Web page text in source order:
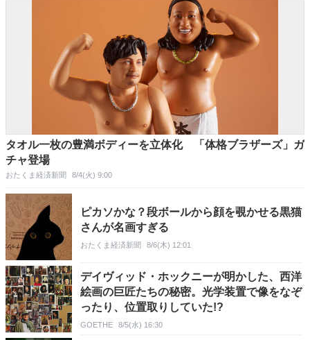
タオル一枚の豊満ボディーを立体化 「体格ブラザーズ」ガ
チャ登場
おたくま経済新聞 8/4(火) 9:00
ピカソかな？段ボールから顔を覗かせる黒猫
さんが名画すぎる
おたくま経済新聞 8/6(木) 12:01
デイヴィッド・ホックニーが明かした、西洋
絵画の巨匠たちの秘密。光学装置で像をなぞ
ったり、位置取りしていた!?
GOETHE 8/5(水) 16:30